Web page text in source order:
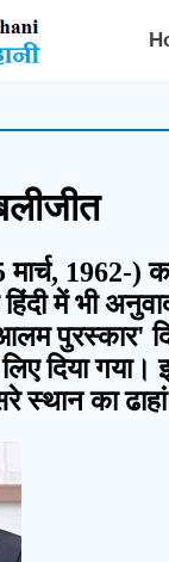
मार्च, 1962-
हिंदी में भी
पुरस्कार'
दिया गया।
स्थान का